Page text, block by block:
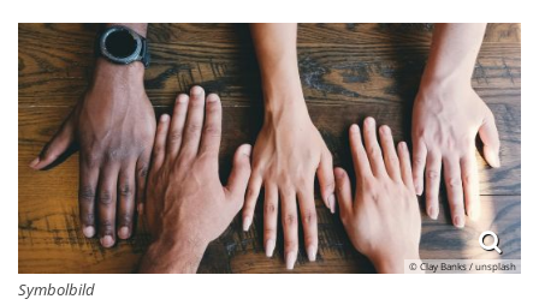
© Clay Banks / unsplash
Symbolbild